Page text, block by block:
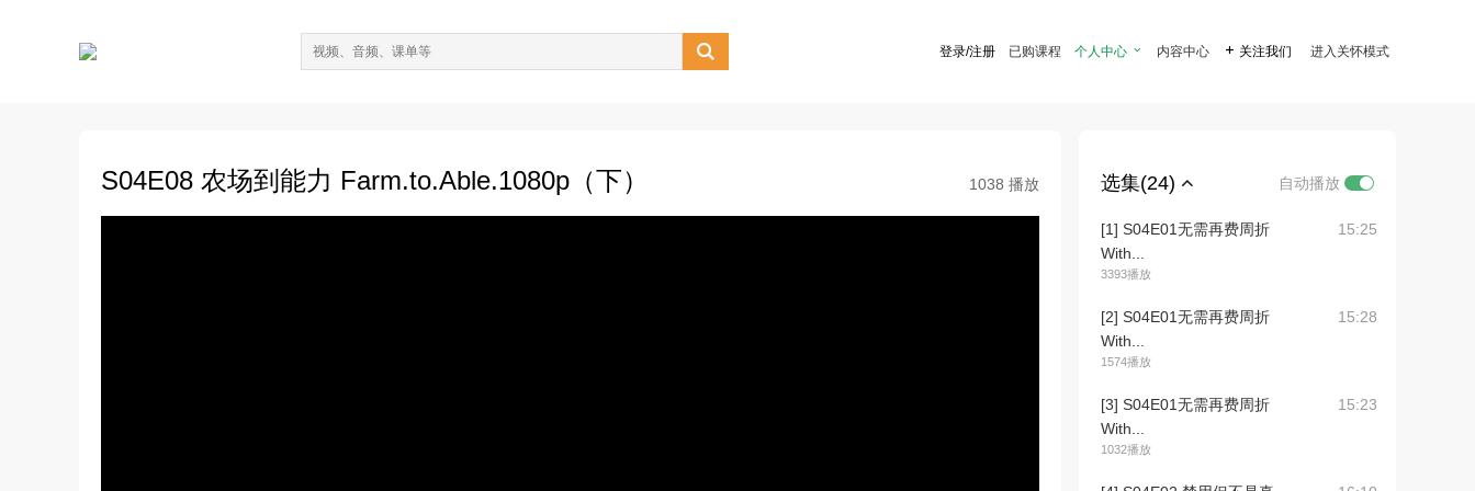
 登录/注册 已购课程 个人中心  内容中心  关注我们 进入关怀模式
S04E08 农场到能力 Farm.to.Able.1080p（下） 1038 播放 选集(24) 自动播放
[1] S04E01无需再费周折
With...
3393播放
15:25
[2] S04E01无需再费周折
With...
1574播放
15:28
[3] S04E01无需再费周折
With...
1032播放
15:23